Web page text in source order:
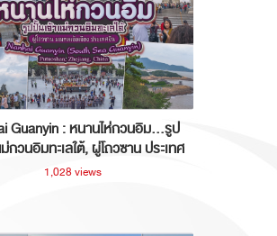
Guanyin : หนานไห่กวนอิม...รูป
กวนอิมทะเลใต้, ผู่โถวซาน ประเทศ
จีน
1,028 views